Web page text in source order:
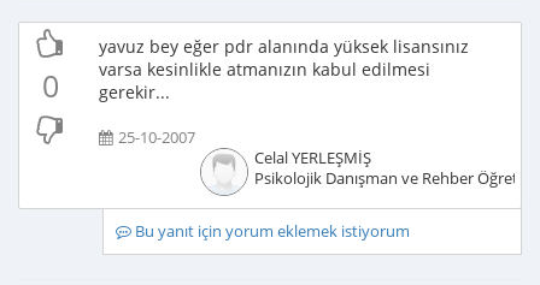
0
yavuz bey eğer pdr alanında yüksek lisansınız
varsa kesinlikle atmanızın kabul edilmesi
gerekir...
25-10-2007
Celal YERLEŞMİŞ
Psikolojik Danışman ve Rehber
Bu yanıt için yorum eklemek istiyorum